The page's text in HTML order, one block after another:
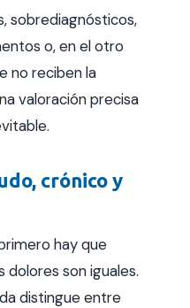
sobrediagnósticos,
o, en el otro
no reciben la
valoración precisa
crónico y
hay que
son iguales.
distingue entre